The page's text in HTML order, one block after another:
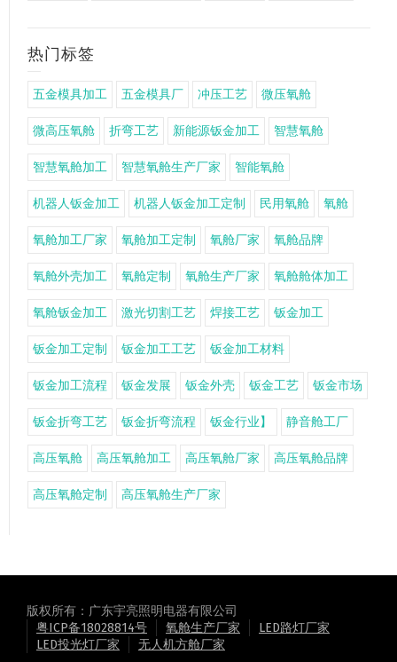
热门标签
五金模具加工 五金模具厂 冲压工艺 微压氧舱
微高压氧舱 折弯工艺 新能源钣金加工 智慧氧舱
智慧氧舱加工 智慧氧舱生产厂家 智能氧舱
机器人钣金加工 机器人钣金加工定制 民用氧舱 氧舱
氧舱加工厂家 氧舱加工定制 氧舱厂家 氧舱品牌
氧舱外壳加工 氧舱定制 氧舱生产厂家 氧舱舱体加工
氧舱钣金加工 激光切割工艺 焊接工艺 钣金加工
钣金加工定制 钣金加工工艺 钣金加工材料
钣金加工流程 钣金发展 钣金外壳 钣金工艺 钣金市场
钣金折弯工艺 钣金折弯流程 钣金行业】 静音舱工厂
高压氧舱 高压氧舱加工 高压氧舱厂家 高压氧舱品牌
高压氧舱定制 高压氧舱生产厂家
版权所有：广东宇亮照明电器有限公司
粤ICP备18028814号
氧舱生产厂家
LED路灯厂家
LED投光灯厂家
无人机方舱厂家